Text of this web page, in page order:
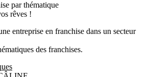
par thématique
rêves !
entreprise en franchise dans un secteur
des franchises.